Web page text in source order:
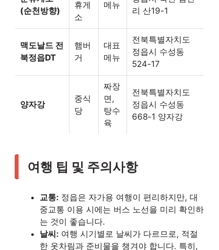
(순천방향)
휴게
소
메뉴
리 산19-1
맥도날드 전
북정읍DT
햄버
거
대표
메뉴
전북특별자치도
정읍시 수성동
524-17
양자강
중식
당
짜장
면,
탕수
육
전북특별자치도
정읍시 수성동
668-1 양자강
여행 팁 및 주의사항
교통: 정읍은 자가용 여행이 편리하지만, 대
중교통 이용 시에는 버스 노선을 미리 확인하
는 것이 좋습니다.
날씨: 여행 시기별로 날씨가 다르므로, 적절
한 옷차림과 준비물을 챙겨야 합니다. 특히,